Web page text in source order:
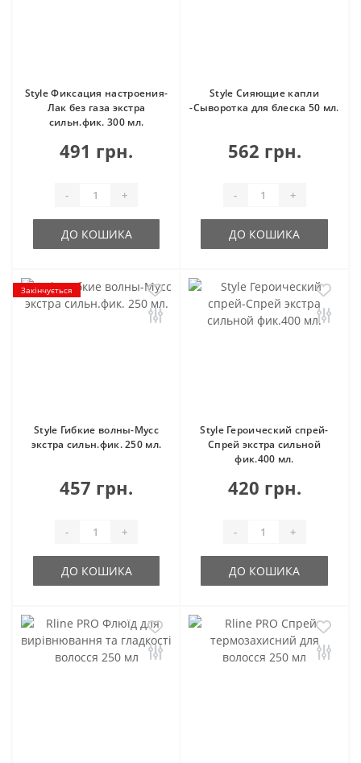
Style Фиксация настроения-
Лак без газа экстра
сильн.фик. 300 мл.
491 грн.
- +
ДО КОШИКА
Style Сияющие капли
-Сыворотка для блеска 50 мл.
562 грн.
- +
ДО КОШИКА
Закінчується
Style Гибкие волны-Мусс
экстра сильн.фик. 250 мл.
457 грн.
- +
ДО КОШИКА
Style Героический спрей-
Спрей экстра сильной
фик.400 мл.
420 грн.
- +
ДО КОШИКА